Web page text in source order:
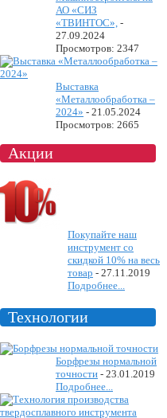
АО «СИЗ
«ТВИНТОС», -
27.09.2024
Просмотров: 2347
Выставка
«Металлообработка –
2024» - 21.05.2024
Просмотров: 2665
Акции
Покупайте наш
инструмент со
скидкой 10% на весь
товар - 27.11.2019
Подробнее...
Технологии
Борфрезы нормальной
точности - 23.01.2019
Подробнее...